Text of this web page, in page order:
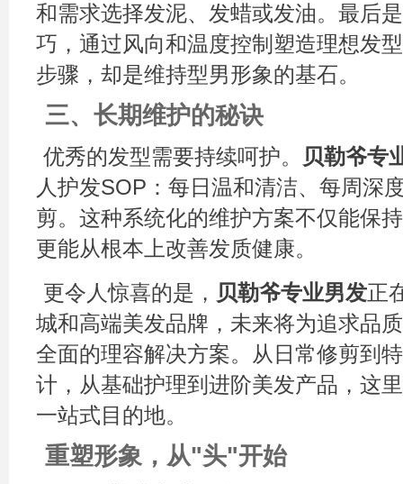
和需求选择发泥、发蜡或发油。最后
巧，通过风向和温度控制塑造理想发
步骤，却是维持型男形象的基石。
三、长期维护的秘诀
优秀的发型需要持续呵护。
贝勒爷专
人护发SOP：每日温和清洁、每周深
剪。这种系统化的维护方案不仅能保
更能从根本上改善发质健康。
更令人惊喜的是， 贝勒爷专业男发正
城和高端美发品牌，未来将为追求品
全面的理容解决方案。从日常修剪到
计，从基础护理到进阶美发产品，这
一站式目的地。
重塑形象，从"头"开始